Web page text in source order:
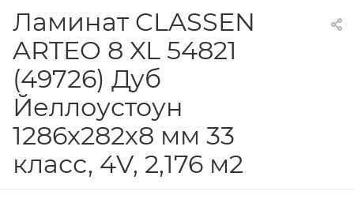
Ламинат CLASSEN
ARTEO 8 XL 54821
(49726) Дуб
Йеллоустоун
1286х282х8 мм 33
класс, 4V, 2,176 м2